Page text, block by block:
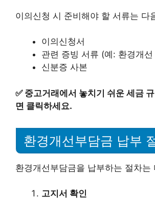
이의신청 시 준비해야 할 서류는 다
이의신청서
관련 증빙 서류 (예: 환경개
신분증 사본
✅ 중고거래에서 놓치기 쉬운 세금
면 클릭하세요.
환경개선부담금 납부
환경개선부담금을 납부하는 절차는
고지서 확인